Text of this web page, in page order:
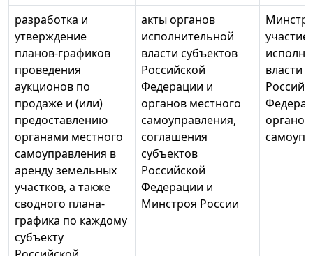
разработка и
утверждение
планов-графиков
проведения
аукционов по
продаже и (или)
предоставлению
органами местного
самоуправления в
аренду земельных
участков, а также
сводного плана-
графика по каждому
субъекту
акты органов
исполнительной
власти субъектов
Российской
Федерации и
органов местного
самоуправления,
соглашения
субъектов
Российской
Федерации и
Минстроя России
власти